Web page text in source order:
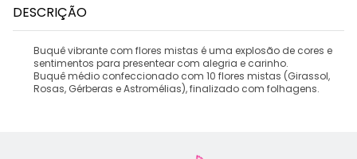
DESCRIÇÃO
Buquê vibrante com flores mistas é uma explosão de cores e
sentimentos para presentear com alegria e carinho.
Buquê médio confeccionado com 10 flores mistas (Girassol,
Rosas, Gérberas e Astromélias), finalizado com folhagens.